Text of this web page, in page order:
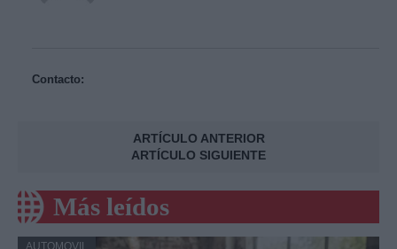
Contacto:
ARTÍCULO ANTERIOR
ARTÍCULO SIGUIENTE
Más leídos
AUTOMOVIL